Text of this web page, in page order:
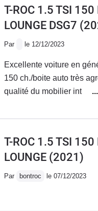
de vitesse
un vrai gadget...
rabattables
T-ROC 1.5 TSI 150
LOUNGE DSG7
Par le 12/12/2023
Excellente voiture en
150 ch./boite auto très
qualité du mobilier
T-ROC 1.5 TSI 150
LOUNGE (2021)
Par bontroc le 07/12/2023